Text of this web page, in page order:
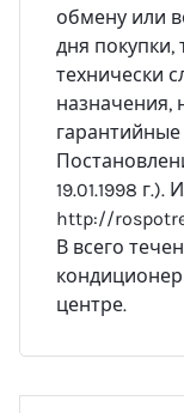
обмену или
дня покупки,
технически
назначения,
гарантийные
19.01.1998 г.).
http://
В всего
центре.